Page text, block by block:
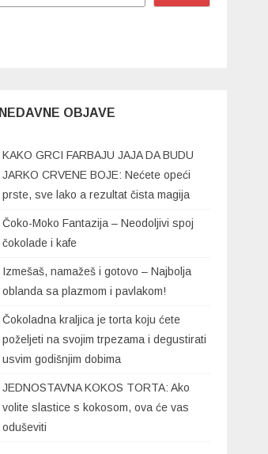
NEDAVNE OBJAVE
KAKO GRCI FARBAJU JAJA DA BUDU
JARKO CRVENE BOJE: Nećete opeći
prste, sve lako a rezultat čista magija
Čoko-Moko Fantazija – Neodoljivi spoj
čokolade i kafe
Izmešaš, namažeš i gotovo – Najbolja
oblanda sa plazmom i pavlakom!
Čokoladna kraljica je torta koju ćete
poželjeti na svojim trpezama i degustirati
usvim godišnjim dobima
JEDNOSTAVNA KOKOS TORTA: Ako
volite slastice s kokosom, ova će vas
oduševiti